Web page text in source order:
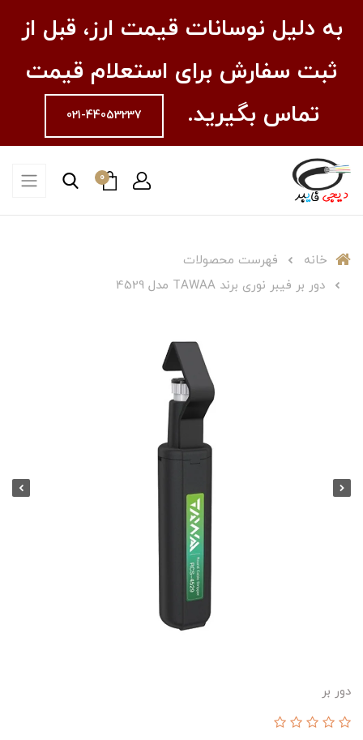
به دلیل نوسانات قیمت ارز، قبل از
ثبت سفارش برای استعلام قیمت
تماس بگیرید.
021-44053237
0
خانه
فهرست محصولات
دور بر فیبر نوری برند TAWAA مدل 4529
دور بر